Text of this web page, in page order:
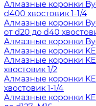
Алмазные коронки
d400 хвостовик 1-1/4
Алмазные коронки
от d20 до d40
Алмазные коронки
Алмазные коронки
Алмазные коронки
хвостовик 1/2
Алмазные коронки
хвостовик 1-1/4
Алмазные коронки